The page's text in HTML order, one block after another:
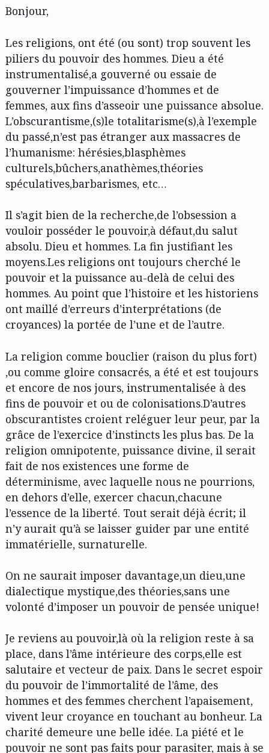
Bonjour,
Les religions, ont été (ou sont) trop souvent les
piliers du pouvoir des hommes. Dieu a été
instrumentalisé,a gouverné ou essaie de
gouverner l’impuissance d’hommes et de
femmes, aux fins d’asseoir une puissance absolue.
L’obscurantisme,(s)le totalitarisme(s),à l’exemple
du passé,n’est pas étranger aux massacres de
l’humanisme: hérésies,blasphèmes
culturels,bûchers,anathèmes,théories
spéculatives,barbarismes, etc…
Il s’agit bien de la recherche,de l’obsession a
vouloir posséder le pouvoir,à défaut,du salut
absolu. Dieu et hommes. La fin justifiant les
moyens.Les religions ont toujours cherché le
pouvoir et la puissance au-delà de celui des
hommes. Au point que l’histoire et les historiens
ont maillé d’erreurs d’interprétations (de
croyances) la portée de l’une et de l’autre.
La religion comme bouclier (raison du plus fort)
,ou comme gloire consacrés, a été et est toujours
et encore de nos jours, instrumentalisée à des
fins de pouvoir et ou de colonisations.D’autres
obscurantistes croient reléguer leur peur, par la
grâce de l’exercice d’instincts les plus bas. De la
religion omnipotente, puissance divine, il serait
fait de nos existences une forme de
déterminisme, avec laquelle nous ne pourrions,
en dehors d’elle, exercer chacun,chacune
l’essence de la liberté. Tout serait déjà écrit; il
n’y aurait qu’à se laisser guider par une entité
immatérielle, surnaturelle.
On ne saurait imposer davantage,un dieu,une
dialectique mystique,des théories,sans une
volonté d’imposer un pouvoir de pensée unique!
Je reviens au pouvoir,là où la religion reste à sa
place, dans l’âme intérieure des corps,elle est
salutaire et vecteur de paix. Dans le secret espoir
du pouvoir de l’immortalité de l’âme, des
hommes et des femmes cherchent l’apaisement,
vivent leur croyance en touchant au bonheur. La
charité demeure une belle idée. La piété et le
pouvoir ne sont pas faits pour parasiter, mais à se